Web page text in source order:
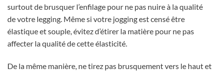
surtout de brusquer l’enfilage pour ne pas nuire à la qualité
de votre legging. Même si votre jogging est censé être
élastique et souple, évitez d’étirer la matière pour ne pas
affecter la qualité de cette élasticité.
De la même manière, ne tirez pas brusquement vers le haut et